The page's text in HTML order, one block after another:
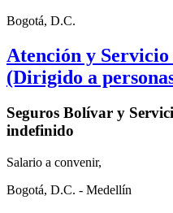
Bogotá, D.C.
Atención y
(Dirigido a
Seguros Bolívar y
indefinido
Salario a convenir,
Bogotá, D.C. - Medellín